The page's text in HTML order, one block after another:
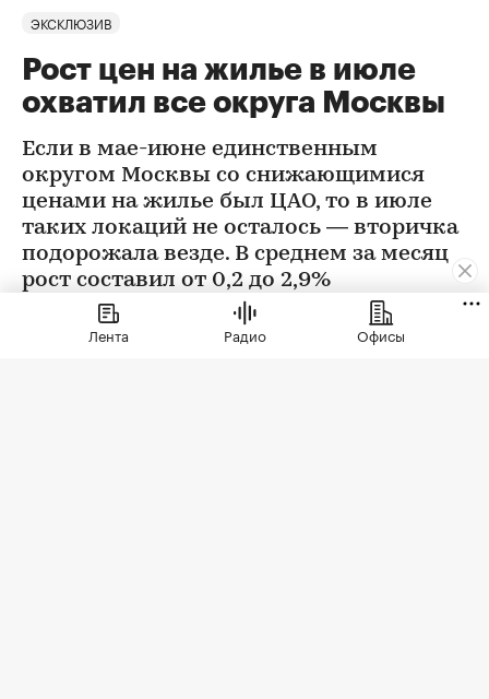
ЭКСКЛЮЗИВ
Рост цен на жилье в июле
охватил все округа Москвы
Если в мае-июне единственным
округом Москвы со снижающимися
ценами на жилье был ЦАО, то в июле
таких локаций не осталось — вторичка
подорожала везде. В среднем за месяц
рост составил от 0,2 до 2,9%
Лента Радио Офисы